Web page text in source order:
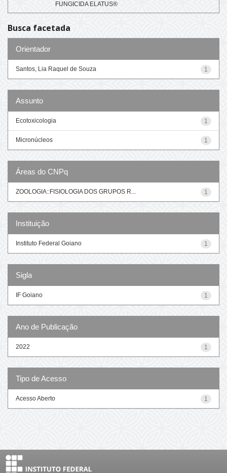
FUNGICIDA ELATUS®
Busca facetada
Orientador
1
Santos, Lia Raquel de Souza
Assunto
1
Ecotoxicologia
1
Micronúcleos
Áreas do CNPq
1
ZOOLOGIA::FISIOLOGIA DOS GRUPOS R...
Instituição
1
Instituto Federal Goiano
Sigla
1
IF Goiano
Ano de Publicação
1
2022
Tipo de Acesso
1
Acesso Aberto